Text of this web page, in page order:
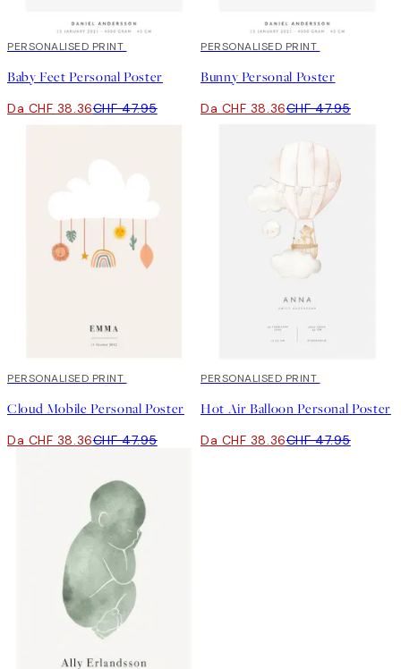
20%*
PERSONALISED PRINT
Baby Feet Personal Poster
Da CHF 38.36CHF 47.95
20%*
PERSONALISED PRINT
Bunny Personal Poster
Da CHF 38.36CHF 47.95
20%*
PERSONALISED PRINT
Cloud Mobile Personal Poster
Da CHF 38.36CHF 47.95
20%*
PERSONALISED PRINT
Hot Air Balloon Personal Poster
Da CHF 38.36CHF 47.95